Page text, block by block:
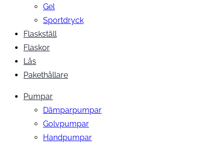
Gel
Sportdryck
Flaskställ
Flaskor
Lås
Pakethållare
Pumpar
Dämparpumpar
Golvpumpar
Handpumpar